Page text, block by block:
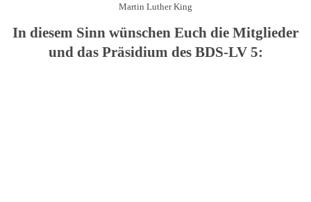
Martin Luther King
In diesem Sinn wünschen Euch die Mitglieder
und das Präsidium des BDS-LV 5: